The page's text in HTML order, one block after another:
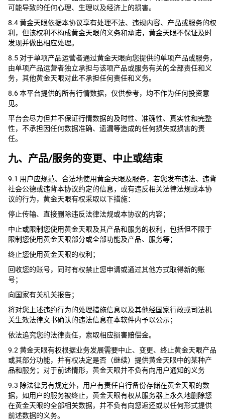
可能导致的任何心理、生理以及经济上的损害。
8.4 黄金天眼依据本协议享有处理不法、违规内容、产品或服务的权
利，但该权利不构成黄金天眼的义务和承诺，黄金天眼不保证及时
发现并做出相应处理。
8.5 对于单项产品运营者通过黄金天眼向您提供的单项产品或服务，
由单项产品运营者独立承担与该项产品或服务有关的全部责任和义
务，其他黄金天眼对此不承担任何责任和义务。
8.6 本平台提供的所有行情数据，仅供参考，均不作为任何投资意
见。
平台会尽力但并不保证行情数据的及时性、准确性、真实性和完整
性，不承担因任何数据准确、遗漏等造成的任何损失或损害的责
任。
九、产品/服务的变更、中止或结束
9.1 用户应规范、合法地使用黄金天眼及服务，若您发布违法、违背
社会公德或违背本协议约定的信息，或有违反相关法律法规或本协
议的行为，黄金天眼有权采取以下措施：
停止传输、直接删除违反法律法规或本协议的内容；
中止或限制您使用黄金天眼及其产品和服务的权利，包括但不限于
限制您使用黄金天眼部分或全部功能及产品、服务等；
终止您使用黄金天眼的权利；
回收您的账号，同时有权禁止您申请或通过其他方式取得新的账
号；
向国家有关机关报告；
将对您上述违约行为的处理措施信息以及其他经国家行政或司法机
关生效法律文书确认的违法信息在本软件内予以公示；
依法追究您的法律责任，索取相应损害赔偿金。
9.2 黄金天眼有权根据业务发展需要中止、变更、终止黄金天眼产品
或其部分功能，并有权决定是否（继续）提供黄金天眼中的某种产
品和服务；对于前述情形，黄金天眼并不负有向用户通知的义务
9.3 除法律另有规定外，用户有责任自行备份存储在黄金天眼的数
据，如用户的服务被终止，黄金天眼有权从服务器上永久地删除您
在黄金天眼的全部相关数据，并不负有向您返还或以任何形式提供
前述数据的义务。